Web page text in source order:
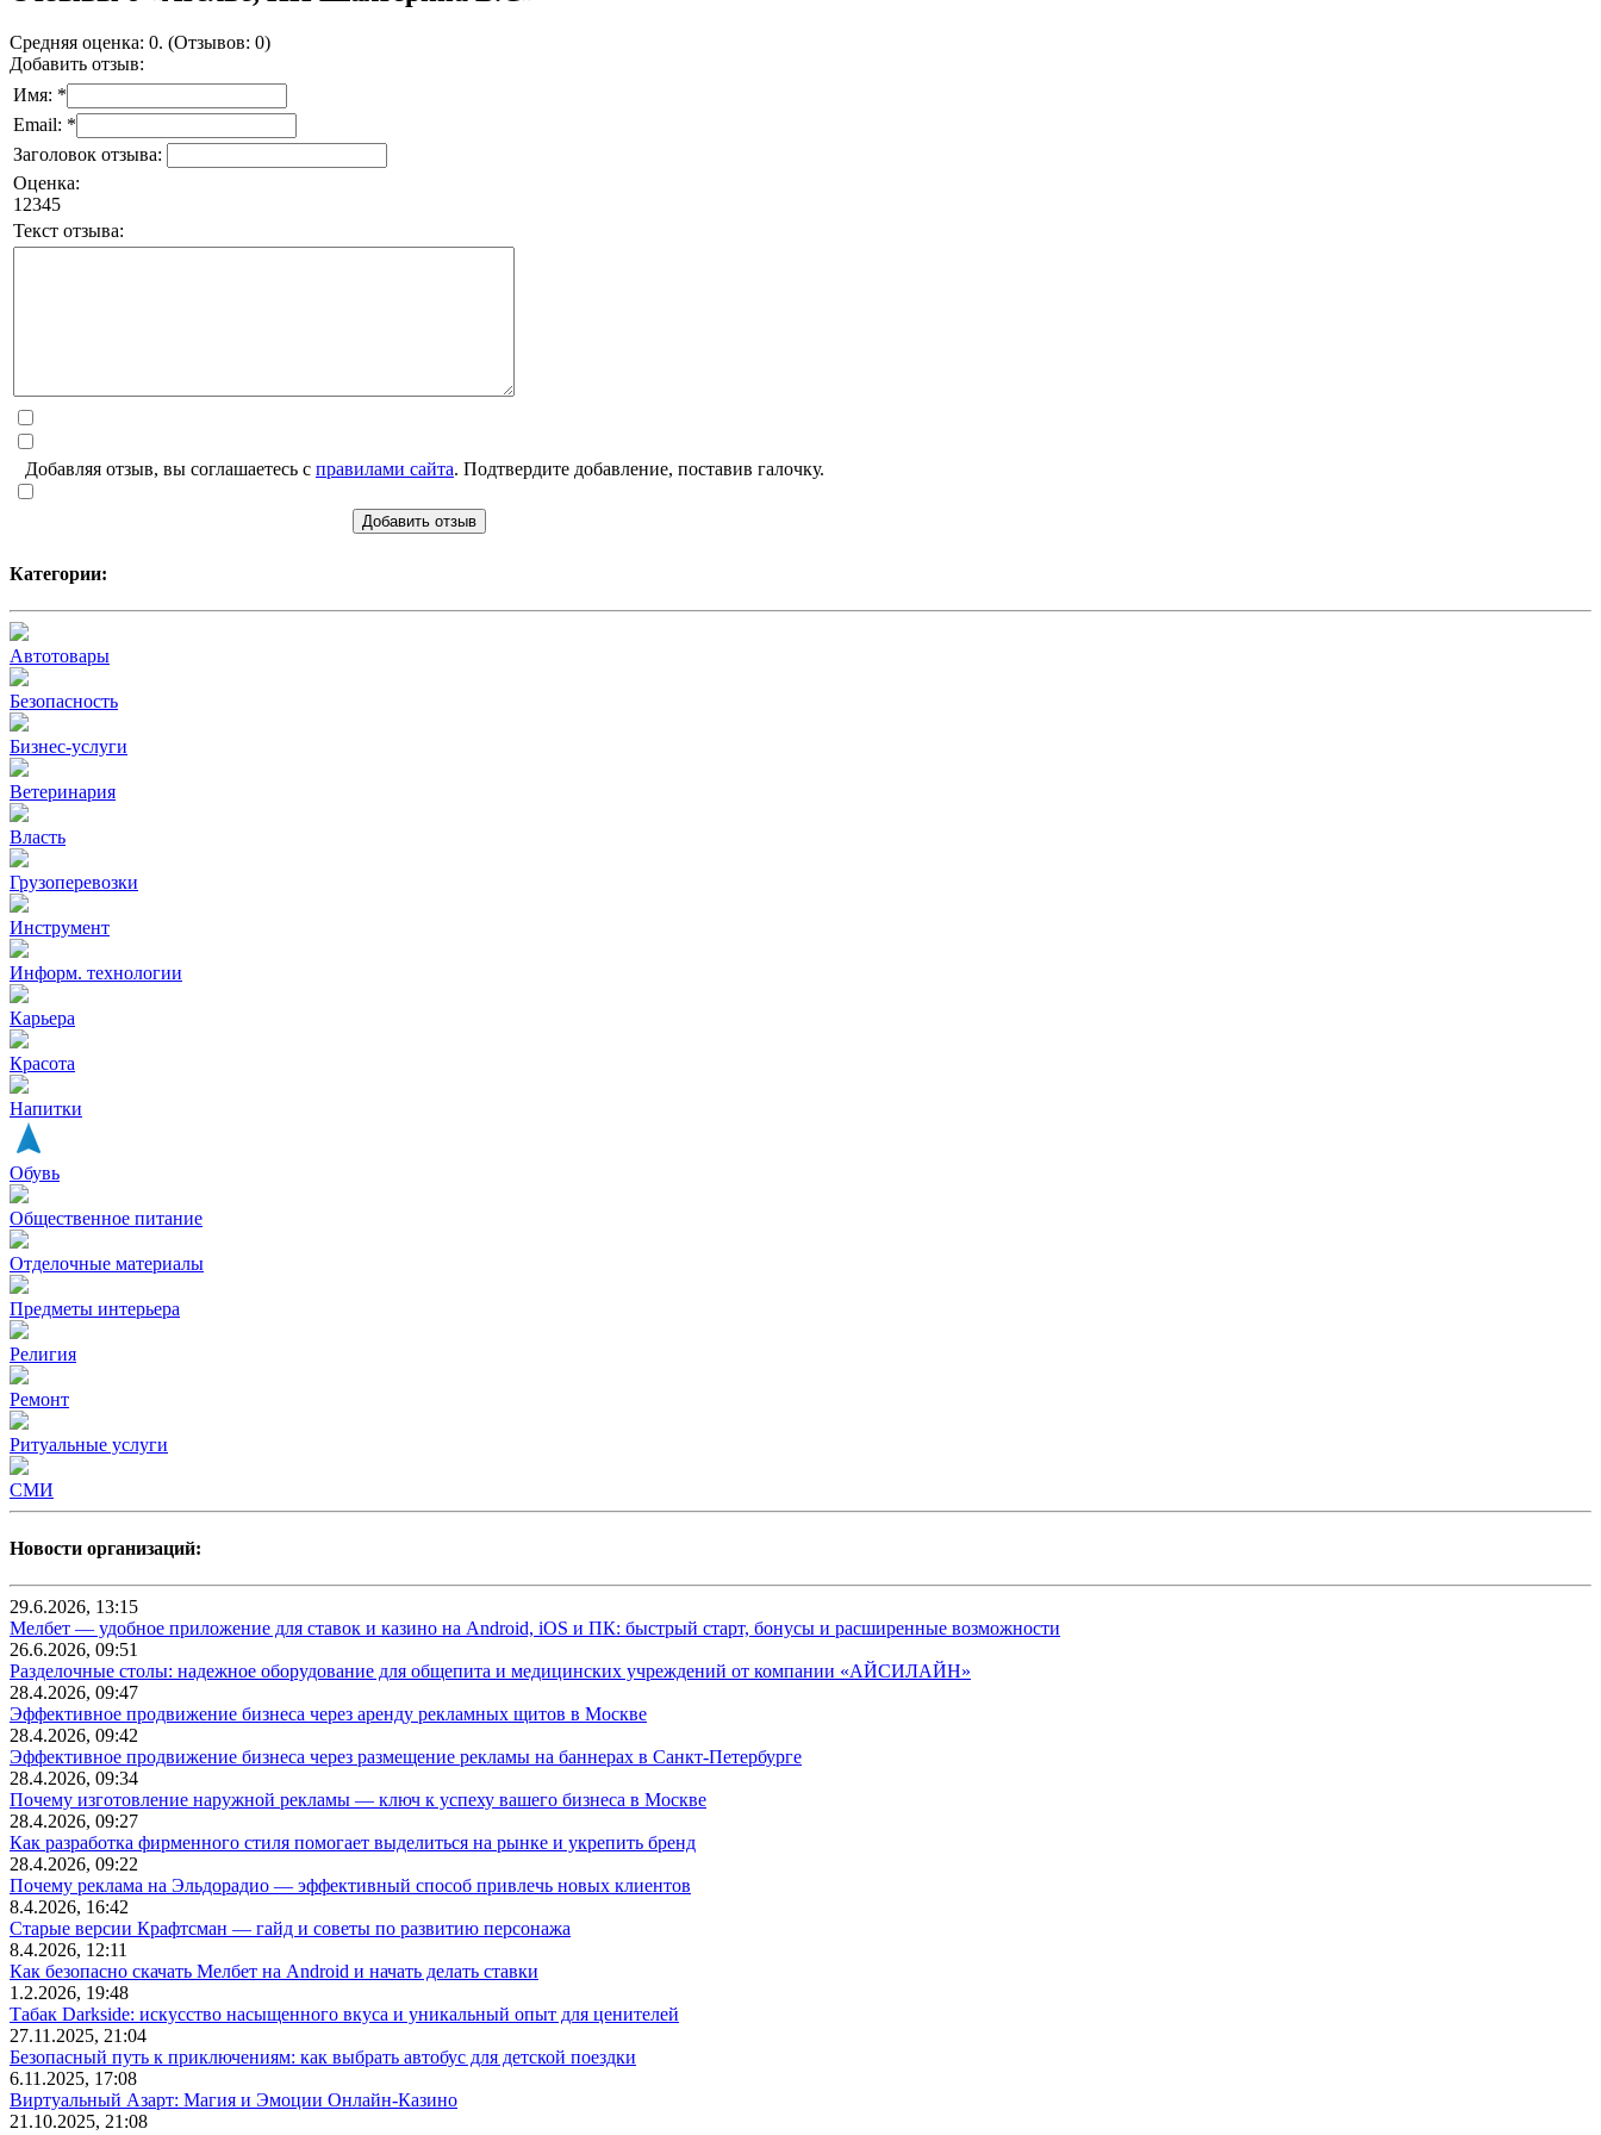
Средняя оценка: 0. (Отзывов: 0)
Добавить отзыв:
Имя: *
Email: *
Заголовок отзыва:
Оценка:
1 2345
Текст отзыва:
Добавляя отзыв, вы соглашаетесь с правилами сайта. Подтвердите добавление, поставив галочку.
Добавить отзыв
Категории:
Автотовары
Безопасность
Бизнес-услуги
Ветеринария
Власть
Грузоперевозки
Инструмент
Информ. технологии
Карьера
Красота
Напитки
Обувь
Общественное питание
Отделочные материалы
Предметы интерьера
Религия
Ремонт
Ритуальные услуги
СМИ
Новости организаций:
29.6.2026, 13:15
Мелбет — удобное приложение для ставок и казино на Android, iOS и ПК: быстрый старт, бонусы и расширенные возможности
26.6.2026, 09:51
Разделочные столы: надежное оборудование для общепита и медицинских учреждений от компании «АЙСИЛАЙН»
28.4.2026, 09:47
Эффективное продвижение бизнеса через аренду рекламных щитов в Москве
28.4.2026, 09:42
Эффективное продвижение бизнеса через размещение рекламы на баннерах в Санкт-Петербурге
28.4.2026, 09:34
Почему изготовление наружной рекламы — ключ к успеху вашего бизнеса в Москве
28.4.2026, 09:27
Как разработка фирменного стиля помогает выделиться на рынке и укрепить бренд
28.4.2026, 09:22
Почему реклама на Эльдорадио — эффективный способ привлечь новых клиентов
8.4.2026, 16:42
Старые версии Крафтсман — гайд и советы по развитию персонажа
8.4.2026, 12:11
Как безопасно скачать Мелбет на Android и начать делать ставки
1.2.2026, 19:48
Табак Darkside: искусство насыщенного вкуса и уникальный опыт для ценителей
27.11.2025, 21:04
Безопасный путь к приключениям: как выбрать автобус для детской поездки
6.11.2025, 17:08
Виртуальный Азарт: Магия и Эмоции Онлайн-Казино
21.10.2025, 21:08